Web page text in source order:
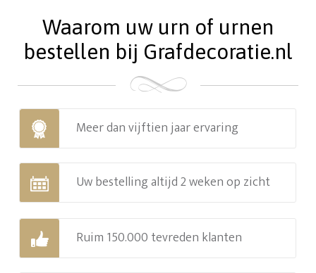
Waarom uw urn of urnen
bestellen bij Grafdecoratie.nl
Meer dan vijftien jaar ervaring
Uw bestelling altijd 2 weken op zicht
Ruim 150.000 tevreden klanten